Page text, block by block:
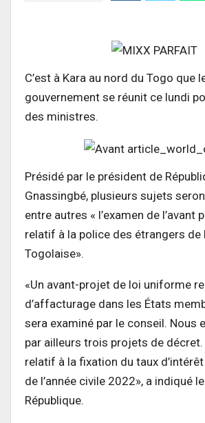
C’est à Kara au nord du Togo que
gouvernement se réunit ce lundi
des ministres.
Présidé par le président de
Gnassingbé, plusieurs sujets
entre autres « l’examen de l’avant
relatif à la police des étrangers de
Togolaise».
«Un avant-projet de loi uniforme
d’affacturage dans les États
sera examiné par le conseil. Nous
par ailleurs trois projets de
relatif à la fixation du taux
de l’année civile 2022», a indiqué
République.